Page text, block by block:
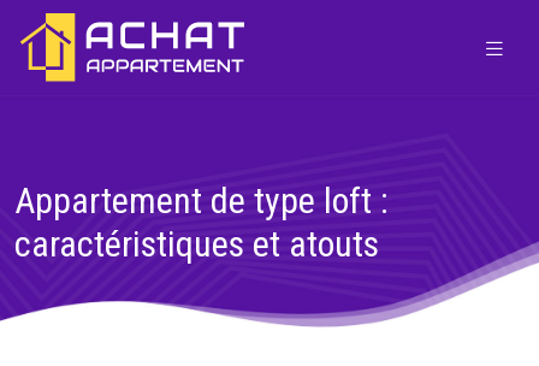
Appartement de type loft :
caractéristiques et atouts